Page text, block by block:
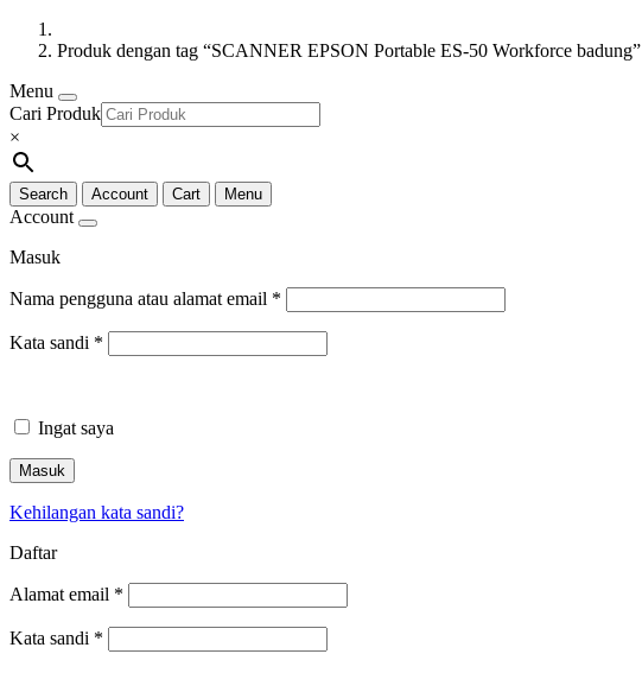
Produk dengan tag “SCANNER EPSON Portable ES-50 Workforce badung”
Menu
Cari Produk
×
Search Account Cart Menu
Account
Masuk
Nama pengguna atau alamat email *
Kata sandi *
Ingat saya
Masuk
Kehilangan kata sandi?
Daftar
Alamat email *
Kata sandi *